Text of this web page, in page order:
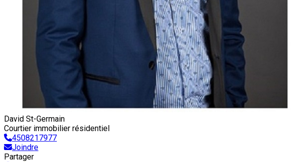
David St-Germain
Courtier immobilier résidentiel
4508217977
Joindre
Partager